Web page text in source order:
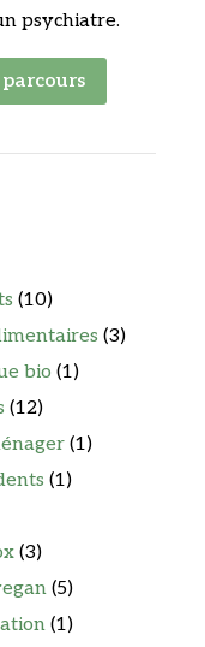
psychiatre.
(10)
(3)
bio (1)
(12)
(1)
(1)
(3)
(5)
(1)